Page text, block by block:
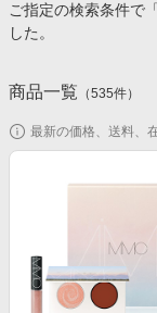
百貨店・総合ECモ
食品・スイーツ・お
コスメ・健康・医薬
エンタメ
スポーツ・アウトド
イベント一覧
初回購入者限定特典
対象ストア新規限定
楽天ペイ導入ストア
楽天サービス特集
ご指定の検索条件で
した。
商品一覧 （535件）
最新の価格、送料、